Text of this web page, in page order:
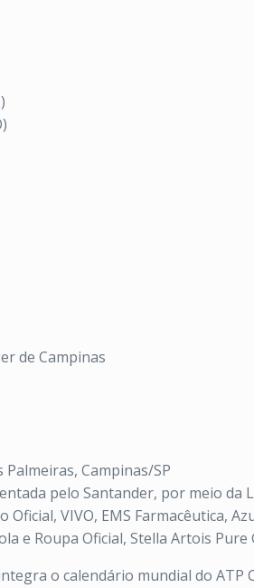
de Campinas
Palmeiras, Campinas/SP
pelo Santander, por meio
VIVO, EMS Farmacêutica,
e Roupa Oficial, Stella Artois Pure
o calendário mundial do ATP